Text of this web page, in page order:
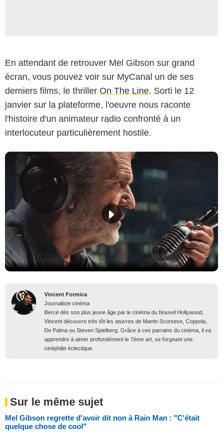
En attendant de retrouver Mel Gibson sur grand
écran, vous pouvez voir sur MyCanal un de ses
derniers films, le thriller On The Line. Sorti le 12
janvier sur la plateforme, l'oeuvre nous raconte
l'histoire d'un animateur radio confronté à un
interlocuteur particulièrement hostile.
Vincent Formica
Journaliste cinéma
Bercé dès son plus jeune âge par le cinéma du Nouvel Hollywood,
Vincent découvre très tôt les œuvres de Martin Scorsese, Coppola,
De Palma ou Steven Spielberg. Grâce à ces parrains du cinéma, il va
apprendre à aimer profondément le 7ème art, se forgeant une
cinéphilie éclectique.
Sur le même sujet
Mel Gibson regrette d'avoir dit non à Rain Man : "C'était
quelque chose de cool"